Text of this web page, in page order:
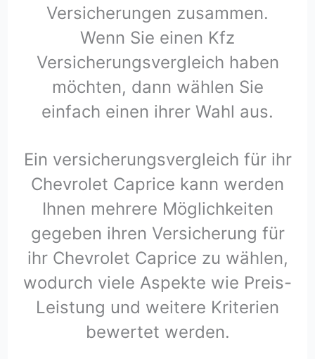
Versicherungen zusammen.
Wenn Sie einen Kfz
Versicherungsvergleich haben
möchten, dann wählen Sie
einfach einen ihrer Wahl aus.
Ein versicherungsvergleich für ihr
Chevrolet Caprice kann werden
Ihnen mehrere Möglichkeiten
gegeben ihren Versicherung für
ihr Chevrolet Caprice zu wählen,
wodurch viele Aspekte wie Preis-
Leistung und weitere Kriterien
bewertet werden.